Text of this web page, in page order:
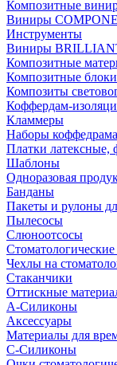
Композитные
Виниры
Инструменты
Виниры
Композитные
Композитные
Композиты
Коффердам-
Кламмеры
Наборы
Платки
Шаблоны
Одноразовая
Банданы
Пакеты и рулоны
Пылесосы
Слюноотсосы
Чехлы на
Стаканчики
Оттискные
А-Силиконы
Аксессуары
Материалы для
С-Силиконы